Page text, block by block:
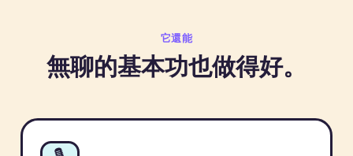
它還能
無聊的基本功也做得好。